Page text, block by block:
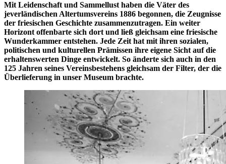
Mit Leidenschaft und Sammellust haben die Väter des
jeverländischen Altertumsvereins 1886 begonnen, die Zeugnisse
der friesischen Geschichte zusammenzutragen. Ein weiter
Horizont offenbarte sich dort und ließ gleichsam eine friesische
Wunderkammer entstehen. Jede Zeit hat mit ihren sozialen,
politischen und kulturellen Prämissen ihre eigene Sicht auf die
erhaltenswerten Dinge entwickelt. So änderte sich auch in den
125 Jahren seines Vereinsbestehens gleichsam der Filter, der die
Überlieferung in unser Museum brachte.